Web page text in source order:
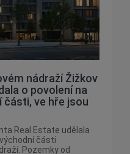
nádraží Žižkov
o povolení na
ve hře jsou
Real Estate udělala
části
Pozemky od